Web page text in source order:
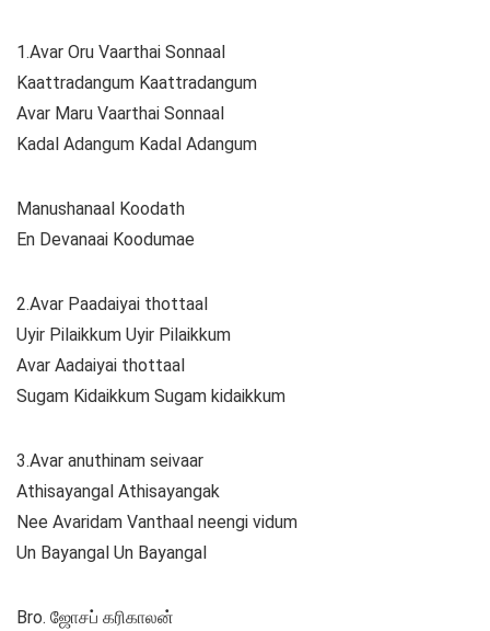
1.Avar Oru Vaarthai Sonnaal
Kaattradangum Kaattradangum
Avar Maru Vaarthai Sonnaal
Kadal Adangum Kadal Adangum
Manushanaal Koodath
En Devanaai Koodumae
2.Avar Paadaiyai thottaal
Uyir Pilaikkum Uyir Pilaikkum
Avar Aadaiyai thottaal
Sugam Kidaikkum Sugam kidaikkum
3.Avar anuthinam seivaar
Athisayangal Athisayangak
Nee Avaridam Vanthaal neengi vidum
Un Bayangal Un Bayangal
Bro. ஜோசப் கரிகாலன்